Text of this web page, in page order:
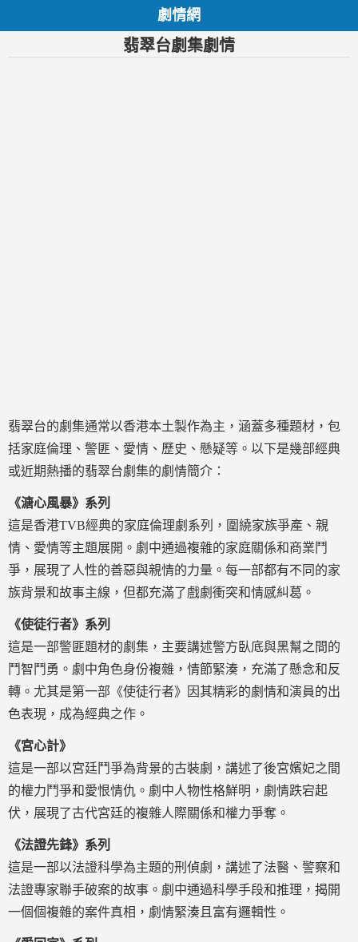
劇情網
翡翠台劇集劇情
翡翠台的劇集通常以香港本土製作為主，涵蓋多種題材，包
括家庭倫理、警匪、愛情、歷史、懸疑等。以下是幾部經典
或近期熱播的翡翠台劇集的劇情簡介：
《溏心風暴》系列
這是香港TVB經典的家庭倫理劇系列，圍繞家族爭產、親
情、愛情等主題展開。劇中通過複雜的家庭關係和商業鬥
爭，展現了人性的善惡與親情的力量。每一部都有不同的家
族背景和故事主線，但都充滿了戲劇衝突和情感糾葛。
《使徒行者》系列
這是一部警匪題材的劇集，主要講述警方臥底與黑幫之間的
鬥智鬥勇。劇中角色身份複雜，情節緊湊，充滿了懸念和反
轉。尤其是第一部《使徒行者》因其精彩的劇情和演員的出
色表現，成為經典之作。
《宮心計》
這是一部以宮廷鬥爭為背景的古裝劇，講述了後宮嬪妃之間
的權力鬥爭和愛恨情仇。劇中人物性格鮮明，劇情跌宕起
伏，展現了古代宮廷的複雜人際關係和權力爭奪。
《法證先鋒》系列
這是一部以法證科學為主題的刑偵劇，講述了法醫、警察和
法證專家聯手破案的故事。劇中通過科學手段和推理，揭開
一個個複雜的案件真相，劇情緊湊且富有邏輯性。